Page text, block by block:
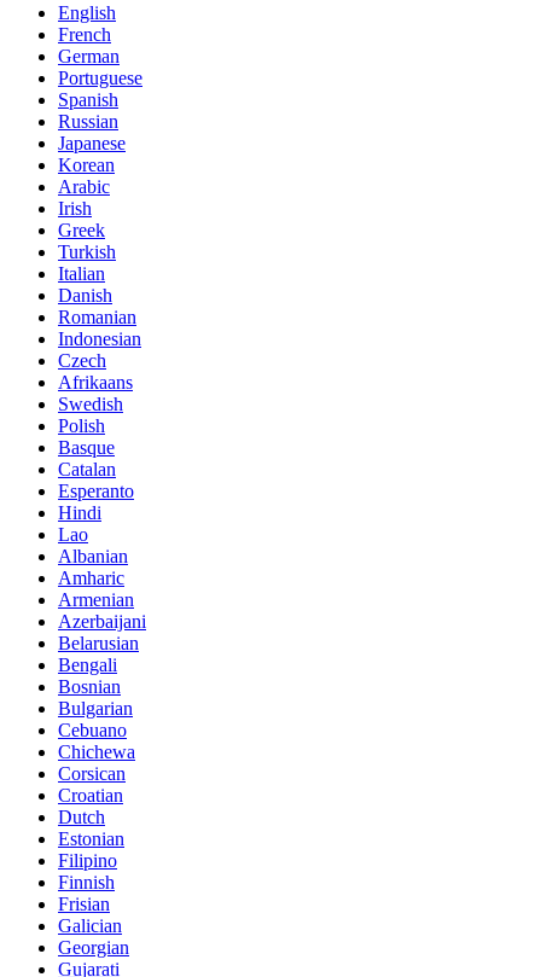
English
French
German
Portuguese
Spanish
Russian
Japanese
Korean
Arabic
Irish
Greek
Turkish
Italian
Danish
Romanian
Indonesian
Czech
Afrikaans
Swedish
Polish
Basque
Catalan
Esperanto
Hindi
Lao
Albanian
Amharic
Armenian
Azerbaijani
Belarusian
Bengali
Bosnian
Bulgarian
Cebuano
Chichewa
Corsican
Croatian
Dutch
Estonian
Filipino
Finnish
Frisian
Galician
Georgian
Gujarati